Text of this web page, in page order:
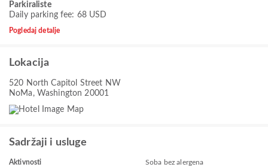
Parkiraliste
Daily parking fee: 68 USD
Pogledaj detalje
Lokacija
520 North Capitol Street NW
NoMa, Washington 20001
Sadržaji i usluge
Aktivnosti
Soba bez alergena